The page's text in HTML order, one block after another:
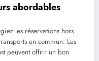
abordables
les réservations hors
en commun. Les
peuvent offrir un bon